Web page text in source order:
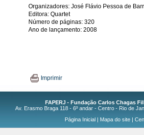
Organizadores: José Flávio Pessoa de
Editora: Quartet
Número de páginas: 320
Ano de lançamento: 2008
Imprimir
FAPERJ - Fundação Carlos Chagas
Av. Erasmo Braga 118 - 6º andar - Centro - Rio de
Página Inicial| Mapa do site|